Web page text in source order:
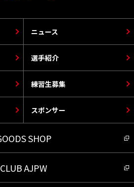
選手紹介
ニュース
スポンサー
練習生募集
SHOP
CLUB AJPW